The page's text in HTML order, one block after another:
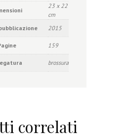
23 x 22
cm
2015
159
brossura
correlati